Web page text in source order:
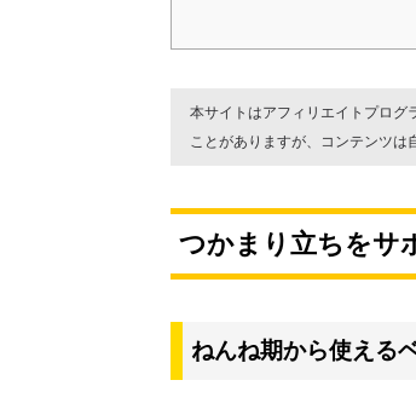
本サイトはアフィリエイトプログ
ことがありますが、コンテンツは
つかまり立ちをサ
ねんね期から使える